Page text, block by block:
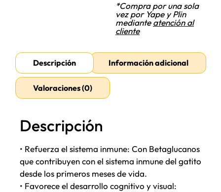
*Compra por una sola
vez por Yape y Plin
medianteatención al
cliente
Descripción Información adicional
Valoraciones (0)
Descripción
• Refuerza el sistema inmune: Con Betaglucanos
que contribuyen con el sistema inmune del gatito
desde los primeros meses de vida.
• Favorece el desarrollo cognitivo y visual: